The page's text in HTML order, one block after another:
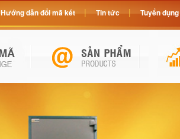
Hướng dẫn đổi mã két Tin tức Tuyển dụng